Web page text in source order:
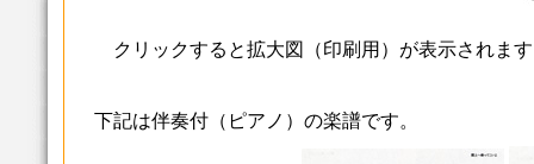
クリックすると拡大図（印刷用）が表示されま
下記は伴奏付（ピアノ）の楽譜です。